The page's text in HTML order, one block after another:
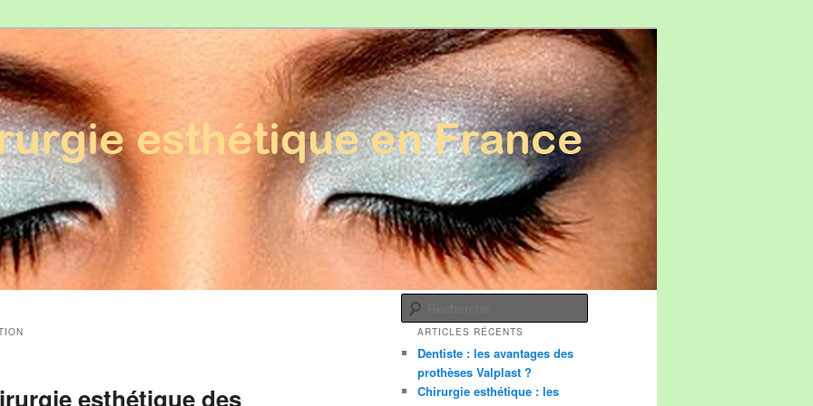
en France
esthétique des
ARTICLES RÉCENTS
Dentiste : les avantages des
prothèses Valplast ?
Chirurgie esthétique : les